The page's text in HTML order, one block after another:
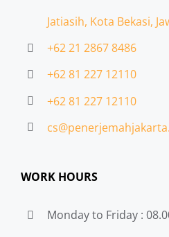
Jatiasih, Kota Bekasi,
+62 21 2867 8486
+62 81 227 12110
+62 81 227 12110
WORK HOURS
Monday to Friday :